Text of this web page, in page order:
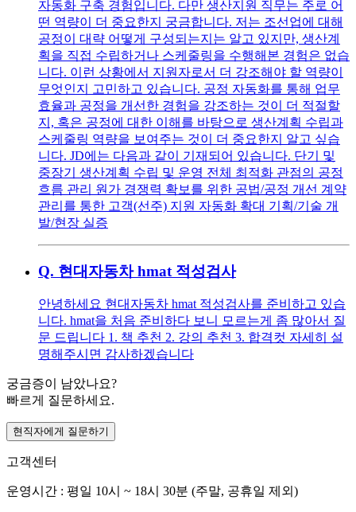
자동화 구축 경험입니다. 다만 생산지원 직무는 주로 어
떤 역량이 더 중요한지 궁금합니다. 저는 조선업에 대해
공정이 대략 어떻게 구성되는지는 알고 있지만, 생산계
획을 직접 수립하거나 스케줄링을 수행해본 경험은 없습
니다. 이런 상황에서 지원자로서 더 강조해야 할 역량이
무엇인지 고민하고 있습니다. 공정 자동화를 통해 업무
효율과 공정을 개선한 경험을 강조하는 것이 더 적절할
지, 혹은 공정에 대한 이해를 바탕으로 생산계획 수립과
스케줄링 역량을 보여주는 것이 더 중요한지 알고 싶습
니다. JD에는 다음과 같이 기재되어 있습니다. 단기 및
중장기 생산계획 수립 및 운영 전체 최적화 관점의 공정
흐름 관리 원가 경쟁력 확보를 위한 공법/공정 개선 계약
관리를 통한 고객(선주) 지원 자동화 확대 기획/기술 개
발/현장 실증
Q. 현대자동차 hmat 적성검사
안녕하세요 현대자동차 hmat 적성검사를 준비하고 있습
니다. hmat을 처음 준비하다 보니 모르는게 좀 많아서 질
문 드립니다 1. 책 추천 2. 강의 추천 3. 합격컷 자세히 설
명해주시면 감사하겠습니다
궁금증이 남았나요?
빠르게 질문하세요.
현직자에게 질문하기
고객센터
운영시간 : 평일 10시 ~ 18시 30분 (주말, 공휴일 제외)